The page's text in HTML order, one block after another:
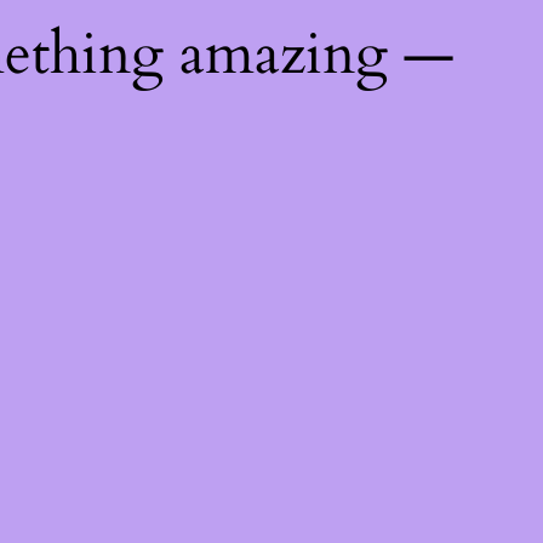
amazing —